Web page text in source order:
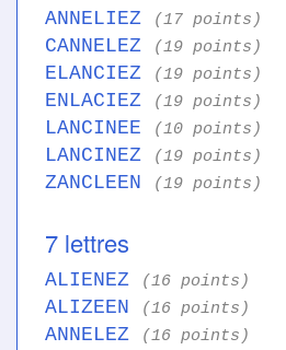
ANNELIEZ (17 points)
CANNELEZ (19 points)
ELANCIEZ (19 points)
ENLACIEZ (19 points)
LANCINEE (10 points)
LANCINEZ (19 points)
ZANCLEEN (19 points)
7 lettres
ALIENEZ (16 points)
ALIZEEN (16 points)
ANNELEZ (16 points)